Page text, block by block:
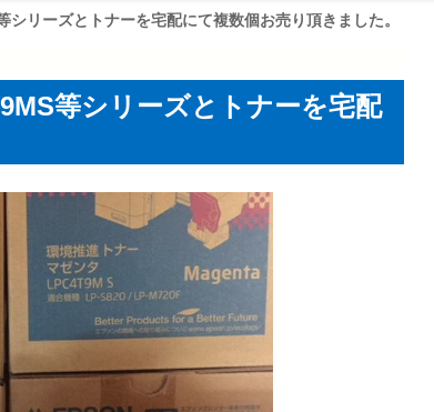
リーズとトナーを宅配にて複数個お売り頂きました。
等シリーズとトナーを宅配